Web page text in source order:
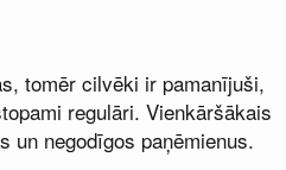
tomēr cilvēki ir pamanījuši,
regulāri. Vienkāršākais
negodīgos paņēmienus.